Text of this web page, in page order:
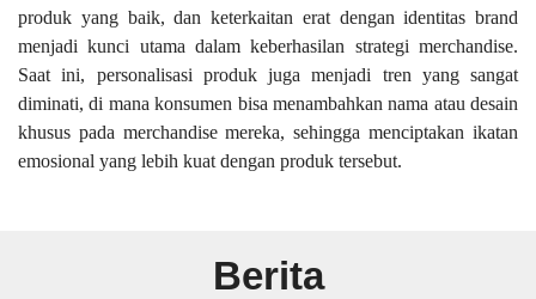
produk yang baik, dan keterkaitan erat dengan identitas brand
menjadi kunci utama dalam keberhasilan strategi merchandise.
Saat ini, personalisasi produk juga menjadi tren yang sangat
diminati, di mana konsumen bisa menambahkan nama atau desain
khusus pada merchandise mereka, sehingga menciptakan ikatan
emosional yang lebih kuat dengan produk tersebut.
Berita